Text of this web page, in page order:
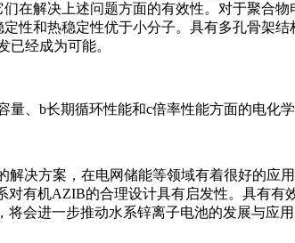
解决上述问题方面的有效性。对于聚合
性和热稳定性优于小分子。具有多孔骨架
已经成为可能。
量、b长期循环性能和c倍率性能方面的电化学
决方案，在电网储能等领域有着很好的应
有机AZIB的合理设计具有启发性。具有
会进一步推动水系锌离子电池的发展与应用